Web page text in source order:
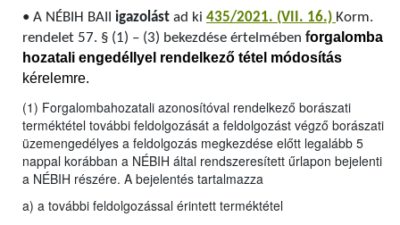
• A NÉBIH BAII igazolást ad ki 435/2021. (VII. 16.) Korm.
rendelet 57. § (1) – (3) bekezdése értelmében forgalomba
hozatali engedéllyel rendelkező tétel módosítás
kérelemre.
(1) Forgalombahozatali azonosítóval rendelkező borászati
terméktétel további feldolgozását a feldolgozást végző borászati
üzemengedélyes a feldolgozás megkezdése előtt legalább 5
nappal korábban a NÉBIH által rendszeresített űrlapon bejelenti
a NÉBIH részére. A bejelentés tartalmazza
a) a további feldolgozással érintett terméktétel